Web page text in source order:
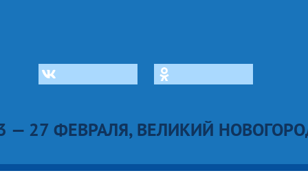
— 27 ФЕВРАЛЯ, ВЕЛИКИЙ